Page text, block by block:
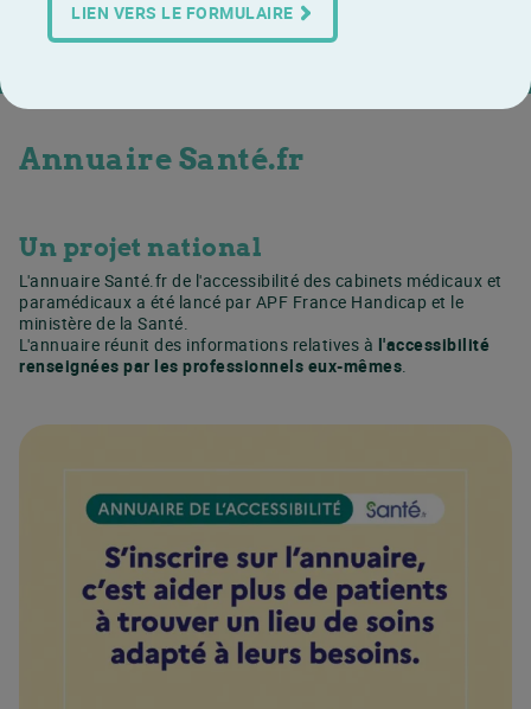
Outil ou document 24/01/2024
Annuaire Santé.fr
Un projet national
L'annuaire Santé.fr de l'accessibilité des cabinets médicaux et
paramédicaux a été lancé par APF France Handicap et le
ministère de la Santé.
L'annuaire réunit des informations relatives à l'accessibilité
renseignées par les professionnels eux-mêmes.
LIEN VERS LE FORMULAIRE